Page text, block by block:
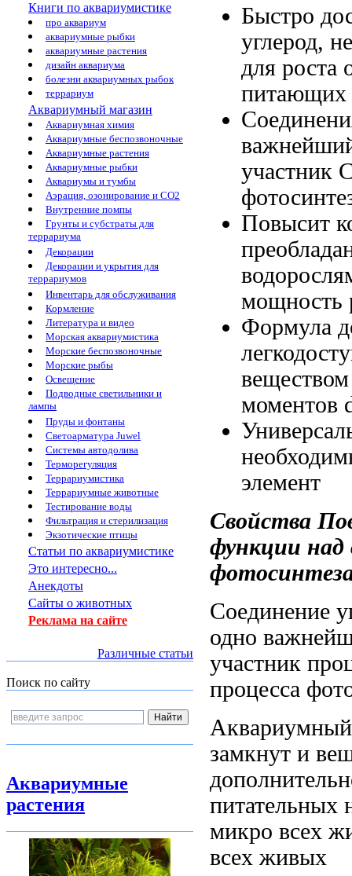
Книги по аквариумистике
про аквариум
аквариумные рыбки
аквариумные растения
дизайн аквариума
болезни аквариумных рыбок
террариум
Аквариумный магазин
Аквариумная химия
Аквариумные беспозвоночные
Аквариумные растения
Аквариумные рыбки
Аквариумы и тумбы
Аэрация, озонирование и CO2
Внутренние помпы
Грунты и субстраты для
террариума
Декорации
Декорации и укрытия для
террариумов
Инвентарь для обслуживания
Кормление
Литература и видео
Морская аквариумистика
Морские беспозвоночные
Морские рыбы
Освещение
Подводные светильники и
лампы
Пруды и фонтаны
Светоарматура Juwel
Системы автодолива
Терморегуляция
Террариумистика
Террариумные животные
Тестирование воды
Фильтрация и стерилизация
Экзотические птицы
Статьи по аквариумистике
Это интересно...
Анекдоты
Сайты о животных
Реклама на сайте
Различные статьи
Поиск по сайту
Аквариумные
растения
Быстро
углерод,
для роста
питающих
участник
Повысит
мощность
Формула
моментов
элемент
Свойства
функции над
Соединение
одно
участник
процесса
замкнут и
питательных
микро всех
всех живых